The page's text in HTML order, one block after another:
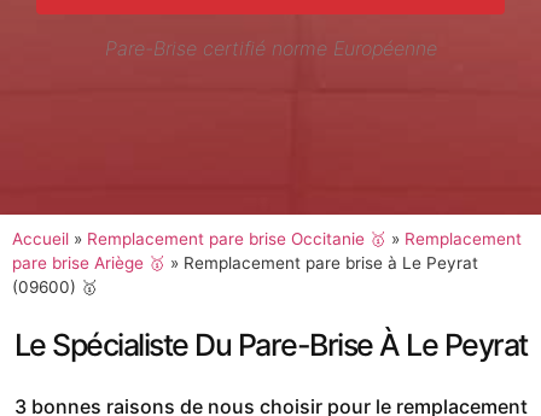
Pare-Brise certifié norme Européenne
Accueil » Remplacement pare brise Occitanie 🥇 » Remplacement
pare brise Ariège 🥇 » Remplacement pare brise à Le Peyrat
(09600) 🥇
Le Spécialiste Du Pare-Brise À Le Peyrat
3 bonnes raisons de nous choisir pour le remplacement